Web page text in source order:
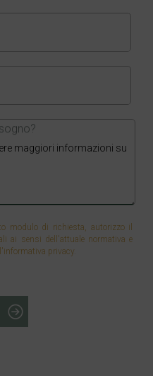
modulo di richiesta, autorizzo il
ai sensi dell'attuale normativa e
privacy.